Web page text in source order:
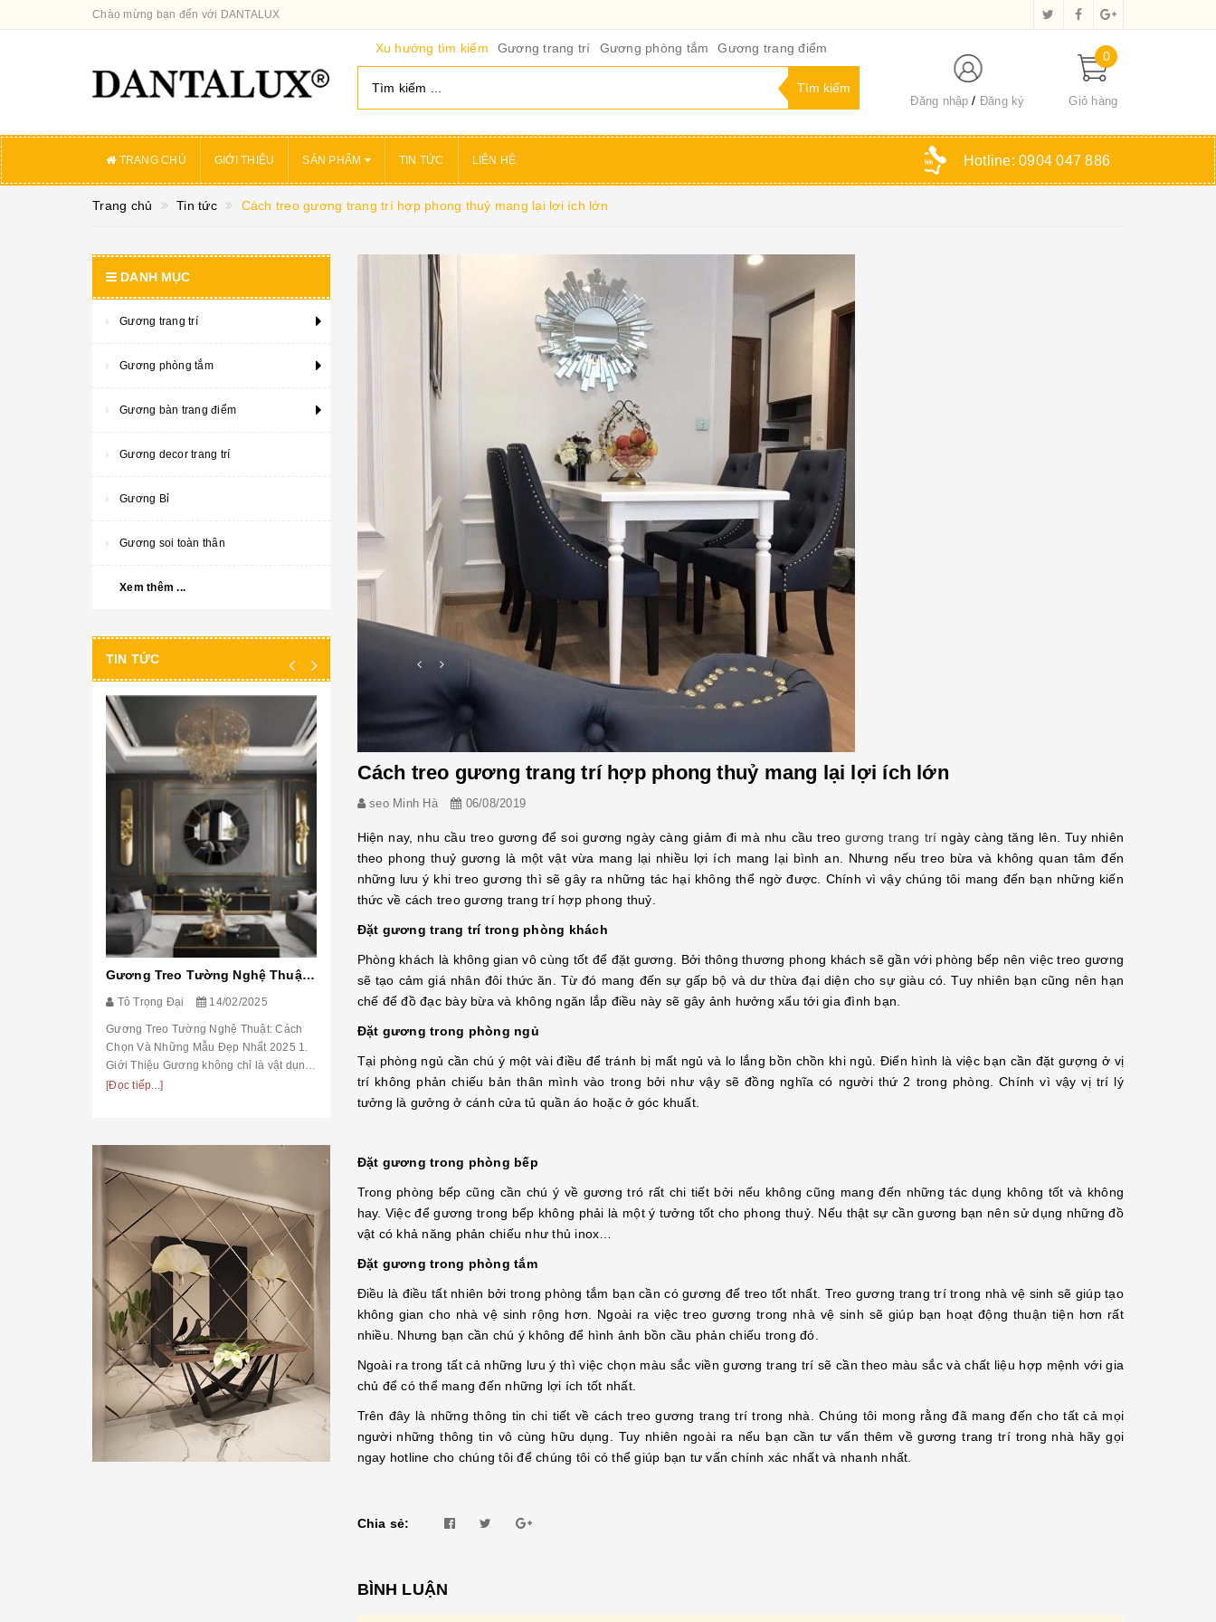
Chào mừng bạn đến với DANTALUX
Xu hướng tìm kiếm Gương trang trí Gương phòng tắm Gương trang điểm
Đăng nhập Đăng ký
0
Giỏ hàng
TRANG CHỦ GIỚI THIỆU SẢN PHẨM TIN TỨC LIÊN HỆ Hotline: 0904 047 886
Trang chủ Tin tức Cách treo gương trang trí hợp phong thuỷ mang lại lợi ích lớn
Cách treo gương trang trí hợp phong thuỷ mang lại lợi ích lớn
seo Minh Hà 06/08/2019
Hiện nay, nhu cầu treo gương để soi gương ngày càng giảm đi mà nhu cầu treogương trang trí ngày càng tăng lên. Tuy nhiên
theo phong thuỷ gương là một vật vừa mang lại nhiều lợi ích mang lại bình an. Nhưng nếu treo bừa và không quan tâm đến
những lưu ý khi treo gương thì sẽ gây ra những tác hại không thể ngờ được. Chính vì vậy chúng tôi mang đến bạn những kiến
thức về cách treo gương trang trí hợp phong thuỷ.
Đặt gương trang trí trong phòng khách
Phòng khách là không gian vô cùng tốt để đặt gương. Bởi thông thương phong khách sẽ gần với phòng bếp nên việc treo gương
sẽ tạo cảm giá nhân đôi thức ăn. Từ đó mang đến sự gấp bộ và dư thừa đại diện cho sự giàu có. Tuy nhiên bạn cũng nên hạn
chế để đồ đạc bày bừa và không ngăn lắp điều này sẽ gây ảnh hưởng xấu tới gia đình bạn.
Đặt gương trong phòng ngủ
Tại phòng ngủ cần chú ý một vài điều để tránh bị mất ngủ và lo lắng bồn chồn khi ngủ. Điển hình là việc bạn cần đặt gượng ở vị
trí không phản chiếu bản thân mình vào trong bởi như vậy sẽ đồng nghĩa có người thứ 2 trong phòng. Chính vì vậy vị trí lý
tưởng là gưởng ở cánh cửa tủ quần áo hoặc ở góc khuất.
Đặt gương trong phòng bếp
Trong phòng bếp cũng cần chú ý về gương tró rất chi tiết bởi nếu không cũng mang đến những tác dụng không tốt và không
hay. Việc để gương trong bếp không phải là một ý tưởng tốt cho phong thuỷ. Nếu thật sự cần gương bạn nên sử dụng những đồ
vật có khả năng phản chiếu như thủ inox…
Đặt gương trong phòng tắm
Điều là điều tất nhiên bởi trong phòng tắm bạn cần có gương để treo tốt nhất. Treo gương trang trí trong nhà vệ sinh sẽ giúp tạo
không gian cho nhà vệ sinh rộng hơn. Ngoài ra việc treo gương trong nhà vệ sinh sẽ giúp bạn hoạt động thuận tiện hơn rất
nhiều. Nhưng bạn cần chú ý không để hình ảnh bồn cầu phản chiếu trong đó.
Ngoài ra trong tất cả những lưu ý thì việc chọn màu sắc viền gương trang trí sẽ cần theo màu sắc và chất liệu hợp mệnh với gia
chủ để có thể mang đến những lợi ích tốt nhất.
Trên đây là những thông tin chi tiết về cách treo gương trang trí trong nhà. Chúng tôi mong rằng đã mang đến cho tất cả mọi
người những thông tin vô cùng hữu dụng. Tuy nhiên ngoài ra nếu bạn cần tư vấn thêm về gương trang trí trong nhà hãy gọi
ngay hotline cho chúng tôi để chúng tôi có thể giúp bạn tư vấn chính xác nhất và nhanh nhất.
Chia sẻ:
BÌNH LUẬN
DANH MỤC
Gương trang trí
Gương phòng tắm
Gương bàn trang điểm
Gương decor trang trí
Gương Bỉ
Gương soi toàn thân
Xem thêm ...
TIN TỨC
Gương Treo Tường Nghệ Thuật: Cách Chọn Và Những Mẫu Đẹp Nhất 2025
Tô Trọng Đại 14/02/2025
Gương Treo Tường Nghệ Thuật: Cách
Chọn Và Những Mẫu Đẹp Nhất 2025 1.
Giới Thiệu Gương không chỉ là vật dụng
soi chiếu mà còn đóng vai trò tạo điểm
[Đọc tiếp...]
Tô Trọng Đại 08/02/2025
Gương Trang Trí Phòng Ngủ: Cách Chọn
Và Những Mẫu Đẹp Giúp Không Gian
Tinh Tế Hơn 1. Giới Thiệu Gương trang
trí phòng ngủ không chỉ là vật dụng hỗ
trợ soi chiếu hàng ngày, mà còn đóng vai
trò tạo...
[Đọc tiếp...]
Gương Nghệ Thuật Treo Tường: Xu Hướng Trang Trí Nội Thất Hiện Đại
Tô Trọng Đại 08/02/2025
Giới Thiệu Gương không chỉ là vật dụng
để soi chiếu mà còn là một phần quan
trọng trong thiết kế nội thất, giúp không
[Đọc tiếp...]